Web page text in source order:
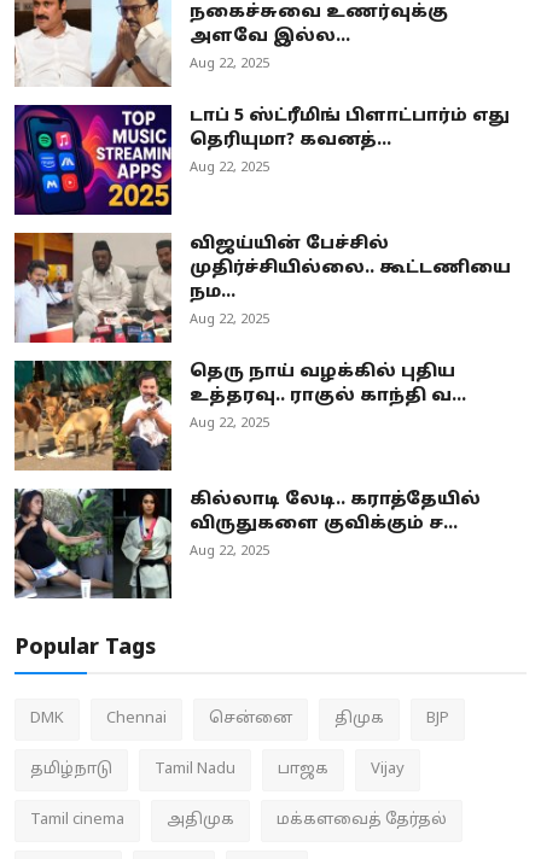
நகைச்சுவை உணர்வுக்கு
அளவே இல்ல...
Aug 22, 2025
டாப் 5 ஸ்ட்ரீமிங் பிளாட்பார்ம் எது
தெரியுமா? கவனத்...
Aug 22, 2025
விஜய்யின் பேச்சில்
முதிர்ச்சியில்லை.. கூட்டணியை
நம...
Aug 22, 2025
தெரு நாய் வழக்கில் புதிய
உத்தரவு.. ராகுல் காந்தி வ...
Aug 22, 2025
கில்லாடி லேடி.. கராத்தேயில்
விருதுகளை குவிக்கும் ச...
Aug 22, 2025
Popular Tags
DMK Chennai சென்னை திமுக BJP
தமிழ்நாடு Tamil Nadu பாஜக Vijay
Tamil cinema அதிமுக மக்களவைத் தேர்தல்